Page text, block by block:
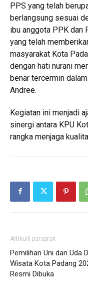
PPS yang telah
berlangsung sesuai
ibu anggota PPK dan
yang telah
masyarakat Kota
dengan hati nurani
benar tercermin
Andree.
Kegiatan ini menjadi
sinergi antara KPU
rangka menjaga
Artikulli paraprak
Pemilihan Uni dan Uda
Wisata Kota Padang
Resmi Dibuka